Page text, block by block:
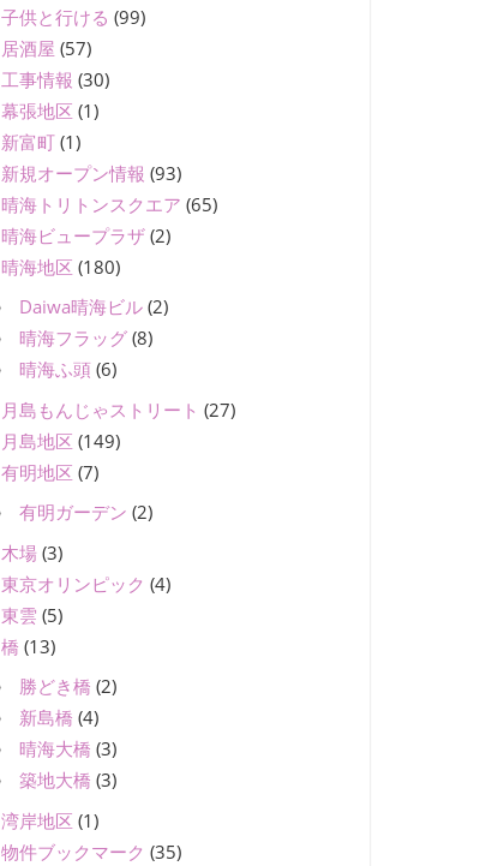
子供と行ける (99)
居酒屋 (57)
工事情報 (30)
幕張地区 (1)
新富町 (1)
新規オープン情報 (93)
晴海トリトンスクエア (65)
晴海ビュープラザ (2)
晴海地区 (180)
Daiwa晴海ビル (2)
晴海フラッグ (8)
晴海ふ頭 (6)
月島もんじゃストリート (27)
月島地区 (149)
有明地区 (7)
有明ガーデン (2)
木場 (3)
東京オリンピック (4)
東雲 (5)
橋 (13)
勝どき橋 (2)
新島橋 (4)
晴海大橋 (3)
築地大橋 (3)
湾岸地区 (1)
物件ブックマーク (35)